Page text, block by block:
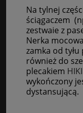
Na tylnej
ściągaczem
zestwaie z
Nerka
zamka od
również do
plecakiem
wykończony
dystansującą.